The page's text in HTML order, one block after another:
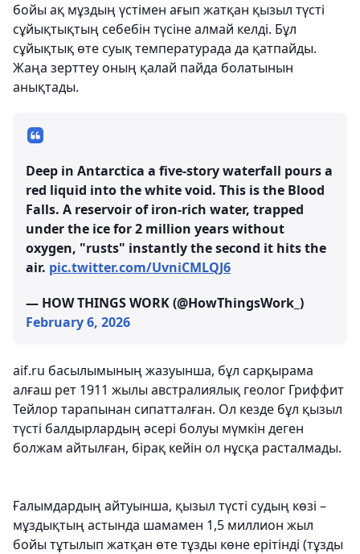
бойы ақ мұздың үстімен ағып жатқан қызыл түсті
сұйықтықтың себебін түсіне алмай келді. Бұл
сұйықтық өте суық температурада да қатпайды.
Жаңа зерттеу оның қалай пайда болатынын
анықтады.
Deep in Antarctica a five-story waterfall pours a
red liquid into the white void. This is the Blood
Falls. A reservoir of iron-rich water, trapped
under the ice for 2 million years without
oxygen, "rusts" instantly the second it hits the
air. pic.twitter.com/UvniCMLQJ6
— HOW THINGS WORK (@HowThingsWork_)
February 6, 2026
aif.ru басылымының жазуынша, бұл сарқырама
алғаш рет 1911 жылы австралиялық геолог Гриффит
Тейлор тарапынан сипатталған. Ол кезде бұл қызыл
түсті балдырлардың әсері болуы мүмкін деген
болжам айтылған, бірақ кейін ол нұсқа расталмады.
Ғалымдардың айтуынша, қызыл түсті судың көзі –
мұздықтың астында шамамен 1,5 миллион жыл
бойы тұтылып жатқан өте тұзды көне ерітінді (тұзды